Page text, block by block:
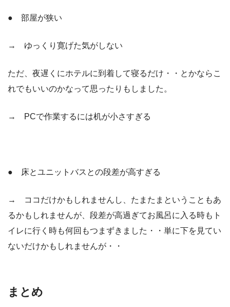
● 部屋が狭い
→ ゆっくり寛げた気がしない
ただ、夜遅くにホテルに到着して寝るだけ・・とかならこ
れでもいいのかなって思ったりもしました。
→ PCで作業するには机が小さすぎる
● 床とユニットバスとの段差が高すぎる
→ ココだけかもしれませんし、たまたまということもあ
るかもしれませんが、段差が高過ぎてお風呂に入る時もト
イレに行く時も何回もつまずきました・・単に下を見てい
ないだけかもしれませんが・・
まとめ